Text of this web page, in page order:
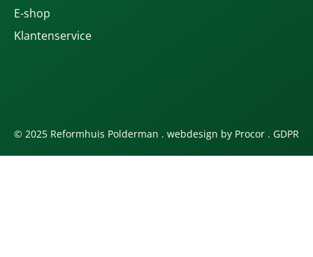
E-shop
Klantenservice
© 2025 Reformhuis Polderman . webdesign by Procor . GDPR